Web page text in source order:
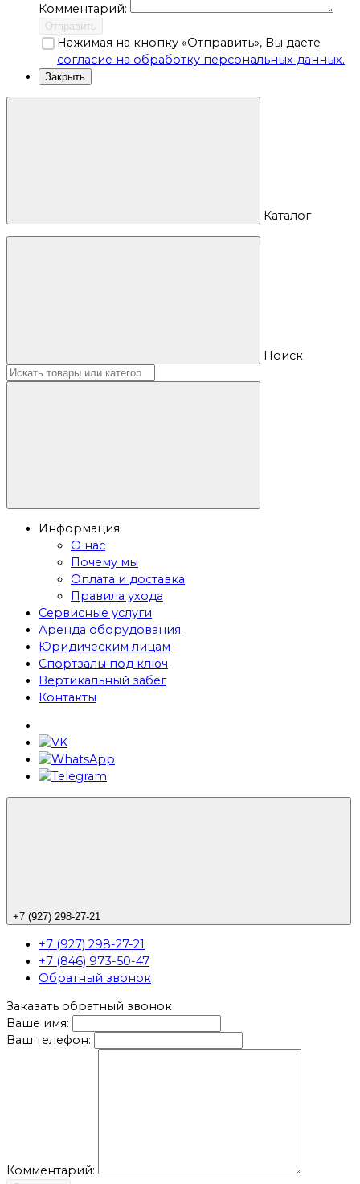
Комментарий:
Отправить
Нажимая на кнопку «Отправить», Вы даете
согласие на обработку персональных данных.
Закрыть
Каталог
Поиск
Информация
О нас
Почему мы
Оплата и доставка
Правила ухода
Сервисные услуги
Аренда оборудования
Юридическим лицам
Спортзалы под ключ
Вертикальный забег
Контакты
+7 (927) 298-27-21
+7 (927) 298-27-21
+7 (846) 973-50-47
Обратный звонок
Заказать обратный звонок
Ваше имя:
Ваш телефон:
Комментарий: